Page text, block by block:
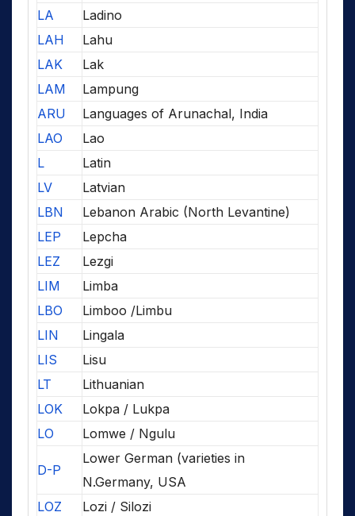
LA
Ladino
LAH
Lahu
LAK
Lak
LAM
Lampung
ARU
Languages of Arunachal, India
LAO
Lao
L
Latin
LV
Latvian
LBN
Lebanon Arabic (North Levantine)
LEP
Lepcha
LEZ
Lezgi
LIM
Limba
LBO
Limboo /Limbu
LIN
Lingala
LIS
Lisu
LT
Lithuanian
LOK
Lokpa / Lukpa
LO
Lomwe / Ngulu
D-P
Lower German (varieties in
N.Germany, USA
LOZ
Lozi / Silozi